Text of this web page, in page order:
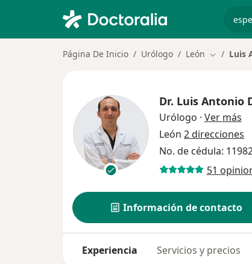
Página De Inicio Urólogo León Cambiar
Luis
Dr. Luis Antonio
Urólogo · Ver más
León 2 direcciones
No. de cédula:
51
Información de contacto
Experiencia Servicios y precios